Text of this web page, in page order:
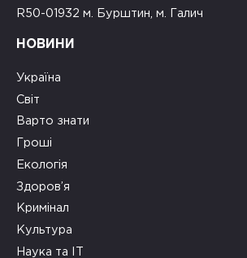
R50-01932 м. Бурштин, м. Галич
НОВИНИ
Україна
Світ
Варто знати
Гроші
Екологія
Здоров’я
Кримінал
Культура
Наука та ІТ